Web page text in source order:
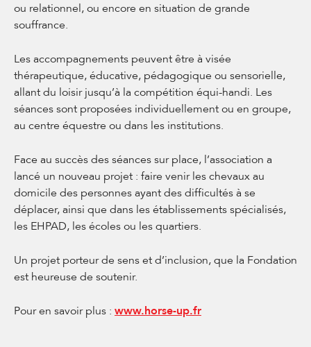
ou relationnel, ou encore en situation de grande
souffrance.
Les accompagnements peuvent être à visée
thérapeutique, éducative, pédagogique ou sensorielle,
allant du loisir jusqu’à la compétition équi-handi. Les
séances sont proposées individuellement ou en groupe,
au centre équestre ou dans les institutions.
Face au succès des séances sur place, l’association a
lancé un nouveau projet : faire venir les chevaux au
domicile des personnes ayant des difficultés à se
déplacer, ainsi que dans les établissements spécialisés,
les EHPAD, les écoles ou les quartiers.
Un projet porteur de sens et d’inclusion, que la Fondation
est heureuse de soutenir.
Pour en savoir plus : www.horse-up.fr